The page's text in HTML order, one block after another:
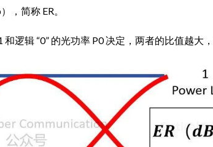
，简称 ER。
和逻辑 “0” 的光功率 P0 决定，两者的比值越大